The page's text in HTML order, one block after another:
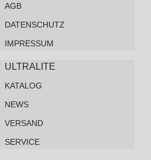
AGB
DATENSCHUTZ
IMPRESSUM
ULTRALITE
KATALOG
NEWS
VERSAND
SERVICE